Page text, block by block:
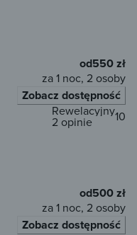
od550 zł
za 1 noc, 2 osoby
Zobacz dostępność
10
Rewelacyjny
2 opinie
od500 zł
za 1 noc, 2 osoby
Zobacz dostępność